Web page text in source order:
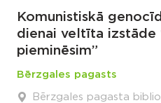
Komunistiskā
dienai veltīta izstāde
pieminēsim”
Bērzgales pagasts
Bērzgales pagasta